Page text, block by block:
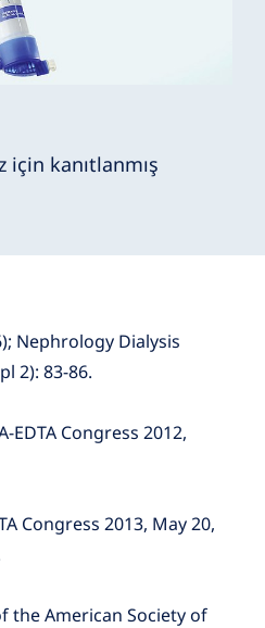
kanıtlanmış
Nephrology Dialysis
2): 83-86.
EDTA Congress 2012,
Congress 2013, May 20,
the American Society of